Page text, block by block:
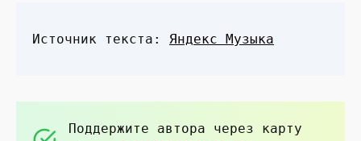
Источник текста: Яндекс Музыка
Поддержите автора через карту